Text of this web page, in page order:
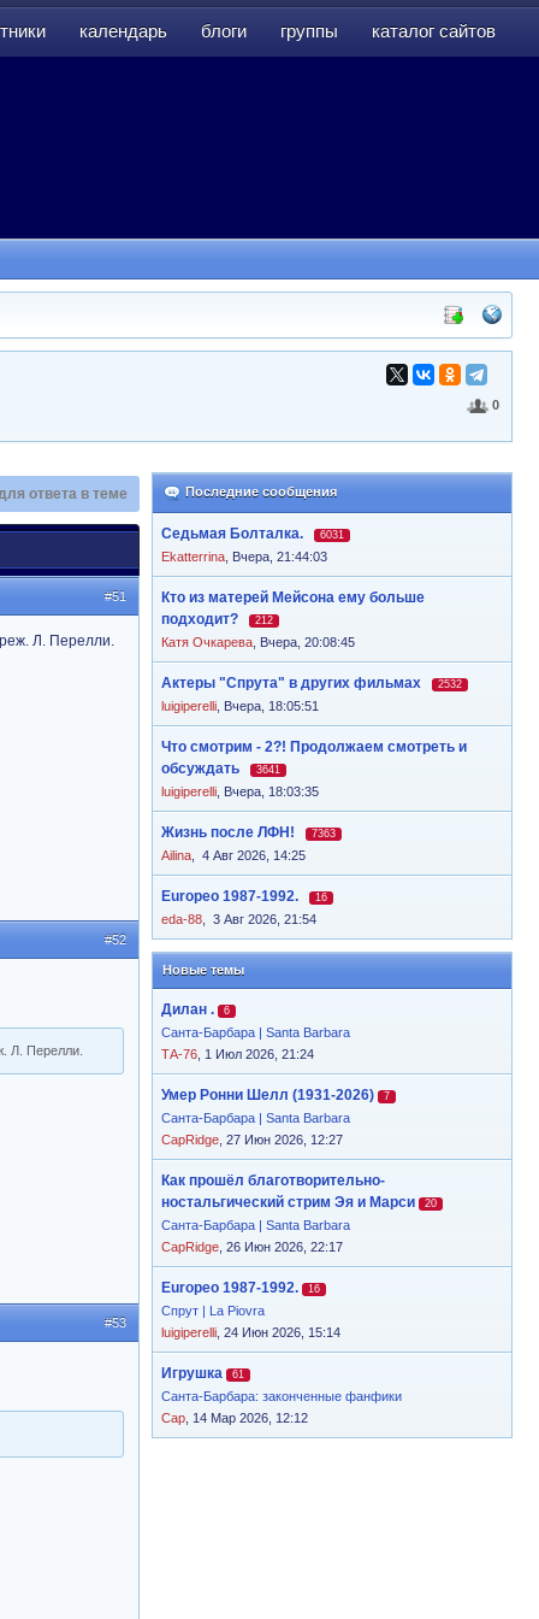
календарь блоги группы каталог сайтов
0
Последние сообщения
Седьмая Болталка. 6031
Ekatterrina Вчера, 21:44:03
Кто из матерей Мейсона ему больше
подходит?
212
Катя Очкарева Вчера, 20:08:45
Актеры "Спрута" в других фильмах 2532
luigiperelli Вчера, 18:05:51
Что смотрим - 2?! Продолжаем смотреть и
обсуждать
3641
luigiperelli Вчера, 18:03:35
Жизнь после ЛФН! 7363
Ailina 4 Авг 2026, 14:25
Europeo 1987-1992. 16
eda-88 3 Авг 2026, 21:54
Новые темы
Дилан . 6
Санта-Барбара | Santa Barbara
ТА-76 , 1 Июл 2026, 21:24
Умер Ронни Шелл (1931-2026) 7
Санта-Барбара | Santa Barbara
CapRidge , 27 Июн 2026, 12:27
Как прошёл благотворительно-
ностальгический стрим Эя и Марси
20
Санта-Барбара | Santa Barbara
CapRidge , 26 Июн 2026, 22:17
Europeo 1987-1992. 16
Спрут | La Piovra
luigiperelli , 24 Июн 2026, 15:14
Игрушка 61
Санта-Барбара: законченные фанфики
Cap , 14 Мар 2026, 12:12
ответа в теме
#51
Л. Перелли.
#52
Л. Перелли.
#53